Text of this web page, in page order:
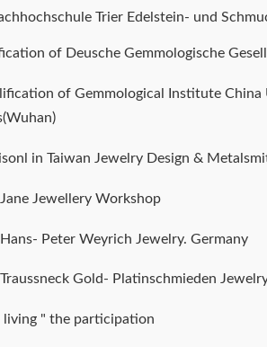
Trier Edelstein- und
of Deusche Gemmologische
of Gemmological Institute
in Taiwan Jewelry Design &
Jewellery Workshop
Peter Weyrich Jewelry. Germany
Gold- Platinschmieden
living " the participation